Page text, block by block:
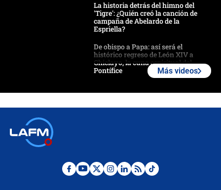
La historia detrás del himno del
'Tigre': ¿Quién creó la canción de
campaña de Abelardo de la
Espriella?
De obispo a Papa: así será el
histórico regreso de León XIV a
Chiclayo, la cuna espiritual del
Pontífice
¿La posesión de Abelardo De la
Más videos